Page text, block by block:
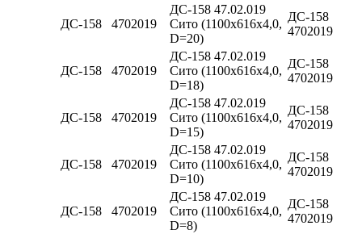
ДС-158 4702019
ДС-158 47.02.019
Сито (1100х616х4,0,
D=20)
ДС-158
4702019
ДС-158 4702019
ДС-158 47.02.019
Сито (1100х616х4,0,
D=18)
ДС-158
4702019
ДС-158 4702019
ДС-158 47.02.019
Сито (1100х616х4,0,
D=15)
ДС-158
4702019
ДС-158 4702019
ДС-158 47.02.019
Сито (1100х616х4,0,
D=10)
ДС-158
4702019
ДС-158 4702019
ДС-158 47.02.019
Сито (1100х616х4,0,
D=8)
ДС-158
4702019